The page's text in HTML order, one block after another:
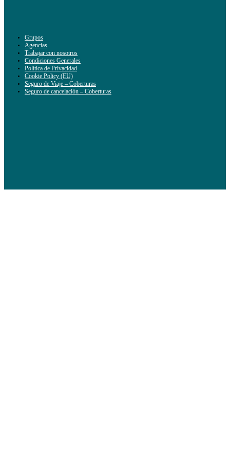
Grupos
Agencias
Trabajar con nosotros
Condiciones Generales
Política de Privacidad
Cookie Policy (EU)
Seguro de Viaje – Coberturas
Seguro de cancelación – Coberturas